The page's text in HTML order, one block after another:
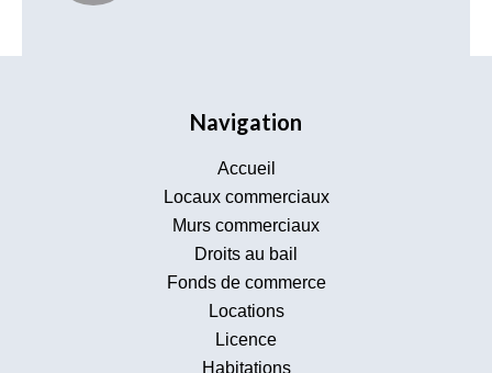
Navigation
Accueil
Locaux commerciaux
Murs commerciaux
Droits au bail
Fonds de commerce
Locations
Licence
Habitations